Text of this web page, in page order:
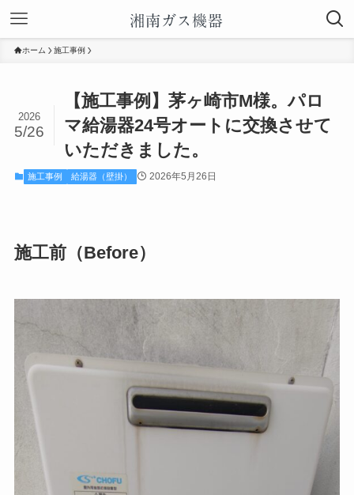
ホーム 施工事例
【施工事例】茅ヶ崎市M様。パロ
マ給湯器24号オートに交換させて
いただきました。
2026
5/26
施工事例 給湯器（壁掛） 2026年5月26日
施工前（Before）